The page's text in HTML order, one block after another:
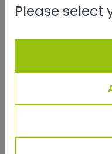
Telefon
Please select